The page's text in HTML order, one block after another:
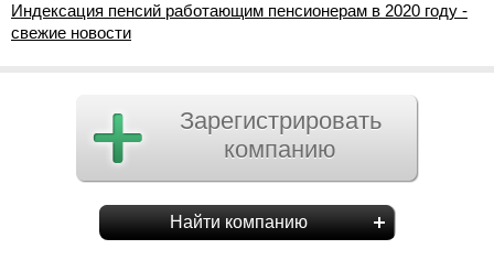
Индексация пенсий работающим пенсионерам в 2020 году -
свежие новости
Зарегистрировать
компанию
Найти компанию